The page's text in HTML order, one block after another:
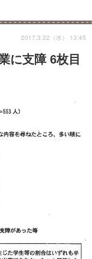
に支障 6枚目
2017.3.22（水） 13:45